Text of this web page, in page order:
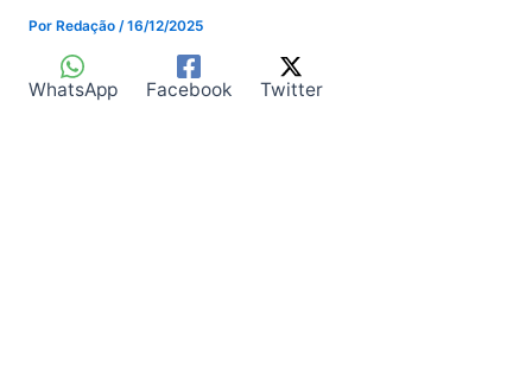
Por Redação /16/12/2025
WhatsApp Facebook Twitter